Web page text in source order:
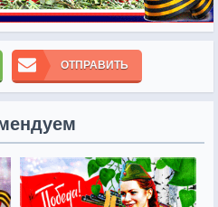
ОТПРАВИТЬ